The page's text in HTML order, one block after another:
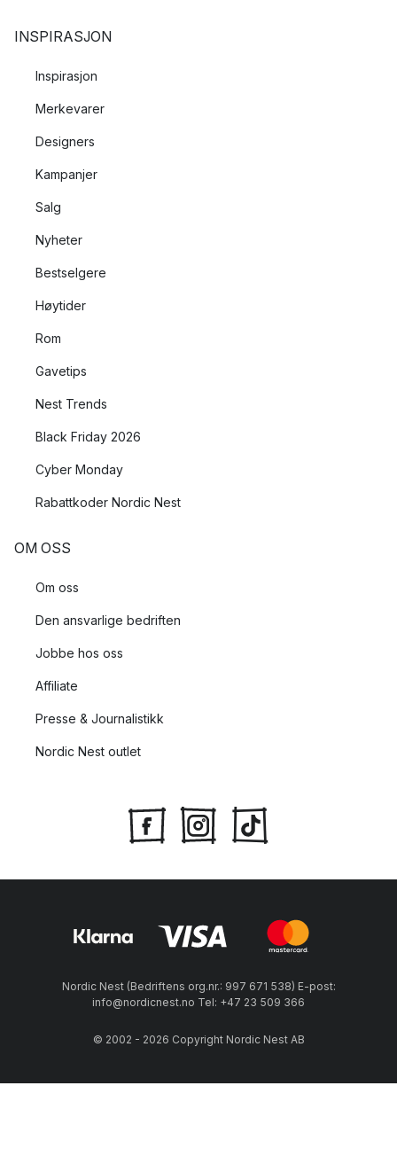
INSPIRASJON
Inspirasjon
Merkevarer
Designers
Kampanjer
Salg
Nyheter
Bestselgere
Høytider
Rom
Gavetips
Nest Trends
Black Friday 2026
Cyber Monday
Rabattkoder Nordic Nest
OM OSS
Om oss
Den ansvarlige bedriften
Jobbe hos oss
Affiliate
Presse & Journalistikk
Nordic Nest outlet
Nordic Nest (Bedriftens org.nr.: 997 671 538) E-post:
info@nordicnest.no Tel: +47 23 509 366
© 2002 - 2026 Copyright Nordic Nest AB